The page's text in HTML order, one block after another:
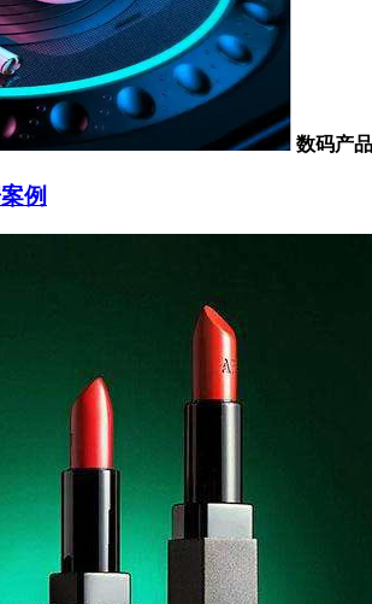
数码产
例